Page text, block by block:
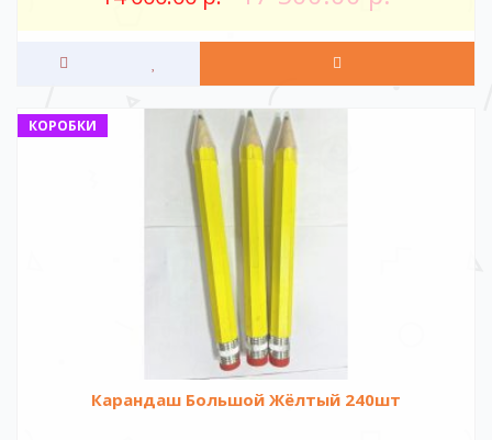
КОРОБКИ
Карандаш Большой Жёлтый 240шт